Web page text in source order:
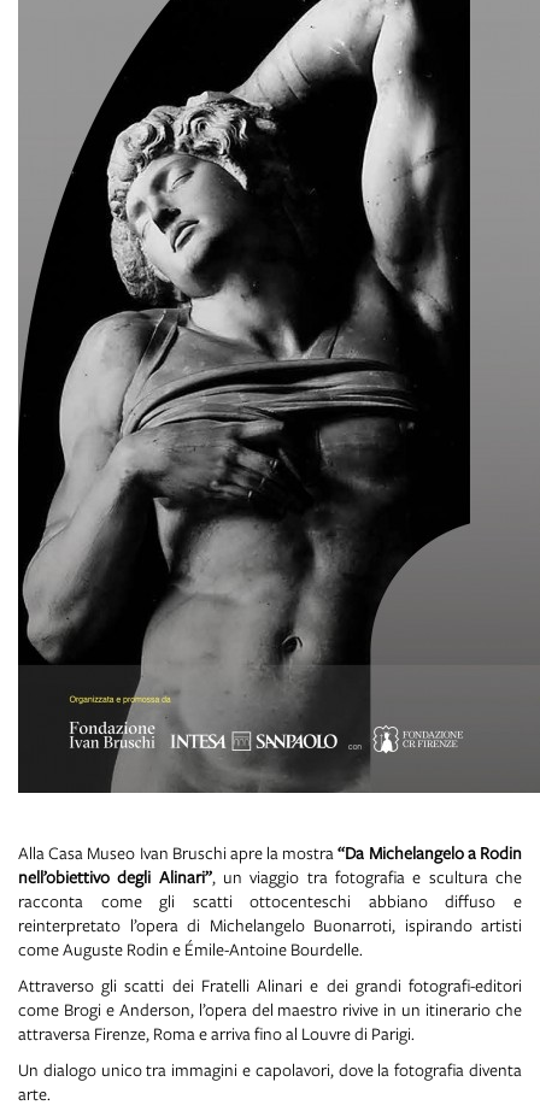
Alla Casa Museo Ivan Bruschi apre la mostra“Da Michelangelo a Rodin
nell’obiettivo degli Alinari”, un viaggio tra fotografia e scultura che
racconta come gli scatti ottocenteschi abbiano diffuso e
reinterpretato l’opera di Michelangelo Buonarroti, ispirando artisti
come Auguste Rodin e Émile-Antoine Bourdelle.
Attraverso gli scatti dei Fratelli Alinari e dei grandi fotografi-editori
come Brogi e Anderson, l’opera del maestro rivive in un itinerario che
attraversa Firenze, Roma e arriva fino al Louvre di Parigi.
Un dialogo unico tra immagini e capolavori, dove la fotografia diventa
arte.